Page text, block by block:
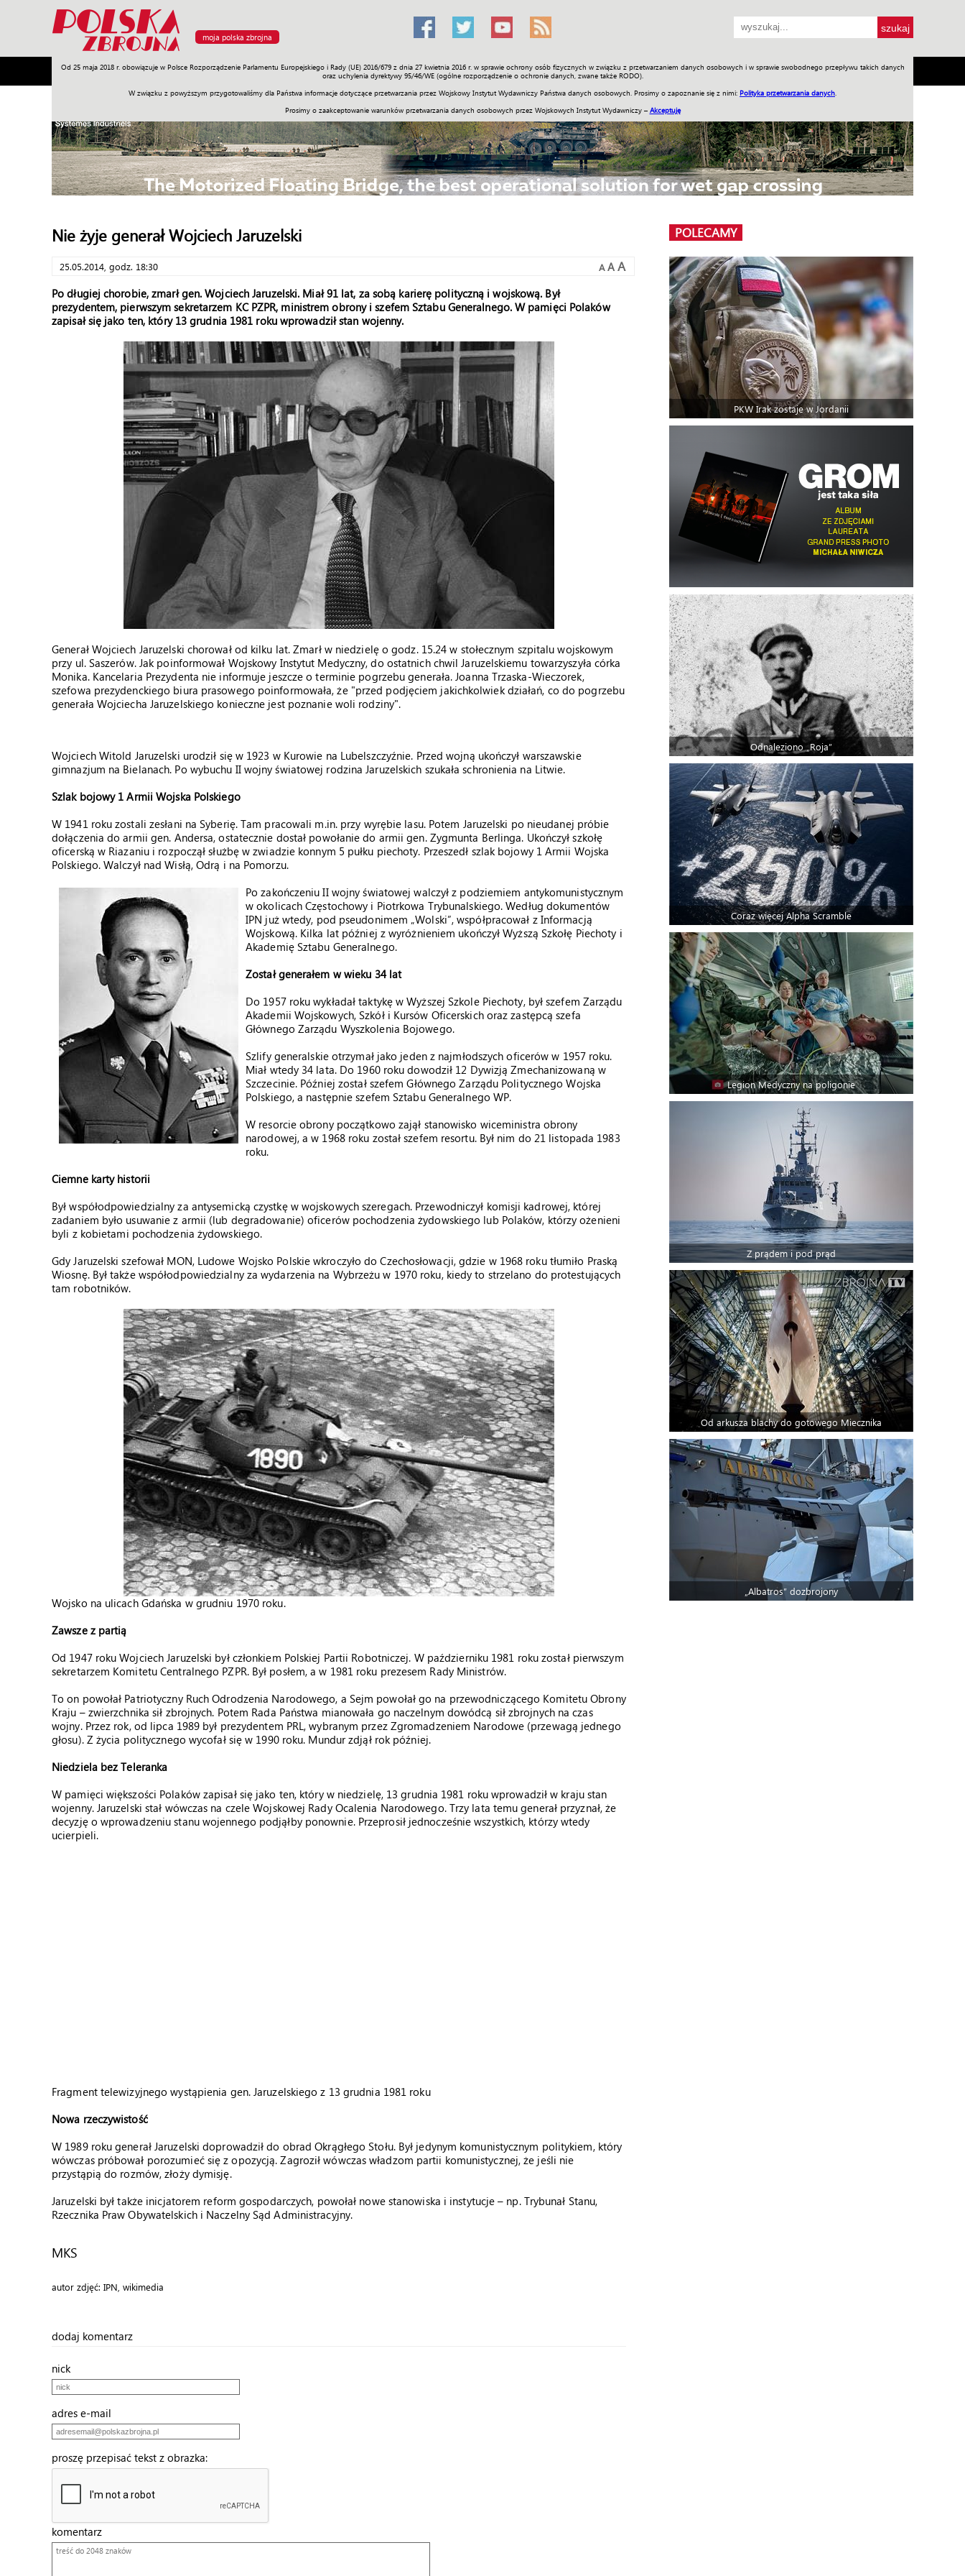
moja polska zbrojna
Od 25 maja 2018 r. obowiązuje w Polsce Rozporządzenie Parlamentu Europejskiego i Rady (UE) 2016/679 z dnia 27 kwietnia 2016 r. w sprawie ochrony osób fizycznych w związku z przetwarzaniem danych osobowych i w sprawie swobodnego przepływu takich danych
oraz uchylenia dyrektywy 95/46/WE (ogólne rozporządzenie o ochronie danych, zwane także RODO).
W związku z powyższym przygotowaliśmy dla Państwa informacje dotyczące przetwarzania przez Wojskowy Instytut Wydawniczy Państwa danych osobowych. Prosimy o zapoznanie się z nimi: Polityka przetwarzania danych
Prosimy o zaakceptowanie warunków przetwarzania danych osobowych przez Wojskowych Instytut Wydawniczy – Akceptuję
Armia Poligon Sprzęt Misje Polityka Prawo Świat Społeczność Sport Historia Galerie Wideo ENGLISH SKLEP Jednodniówki Praca w WIW
Nie żyje generał Wojciech Jaruzelski
25.05.2014, godz. 18:30 A A A
Po długiej chorobie, zmarł gen. Wojciech Jaruzelski. Miał 91 lat, za sobą karierę polityczną i wojskową. Był
prezydentem, pierwszym sekretarzem KC PZPR, ministrem obrony i szefem Sztabu Generalnego. W pamięci Polaków
zapisał się jako ten, który 13 grudnia 1981 roku wprowadził stan wojenny.
Generał Wojciech Jaruzelski chorował od kilku lat. Zmarł w niedzielę o godz. 15.24 w stołecznym szpitalu wojskowym
przy ul. Saszerów. Jak poinformował Wojskowy Instytut Medyczny, do ostatnich chwil Jaruzelskiemu towarzyszyła córka
Monika. Kancelaria Prezydenta nie informuje jeszcze o terminie pogrzebu generała. Joanna Trzaska-Wieczorek,
szefowa prezydenckiego biura prasowego poinformowała, że "przed podjęciem jakichkolwiek działań, co do pogrzebu
generała Wojciecha Jaruzelskiego konieczne jest poznanie woli rodziny".
Wojciech Witold Jaruzelski urodził się w 1923 w Kurowie na Lubelszczyźnie. Przed wojną ukończył warszawskie
gimnazjum na Bielanach. Po wybuchu II wojny światowej rodzina Jaruzelskich szukała schronienia na Litwie.
Szlak bojowy 1 Armii Wojska Polskiego
W 1941 roku zostali zesłani na Syberię. Tam pracowali m.in. przy wyrębie lasu. Potem Jaruzelski po nieudanej próbie
dołączenia do armii gen. Andersa, ostatecznie dostał powołanie do armii gen. Zygmunta Berlinga. Ukończył szkołę
oficerską w Riazaniu i rozpoczął służbę w zwiadzie konnym 5 pułku piechoty. Przeszedł szlak bojowy 1 Armii Wojska
Polskiego. Walczył nad Wisłą, Odrą i na Pomorzu.
Po zakończeniu II wojny światowej walczył z podziemiem antykomunistycznym
w okolicach Częstochowy i Piotrkowa Trybunalskiego. Według dokumentów
IPN już wtedy, pod pseudonimem „Wolski”, współpracował z Informacją
Wojskową. Kilka lat później z wyróżnieniem ukończył Wyższą Szkołę Piechoty i
Akademię Sztabu Generalnego.
Został generałem w wieku 34 lat
Do 1957 roku wykładał taktykę w Wyższej Szkole Piechoty, był szefem Zarządu
Akademii Wojskowych, Szkół i Kursów Oficerskich oraz zastępcą szefa
Głównego Zarządu Wyszkolenia Bojowego.
Szlify generalskie otrzymał jako jeden z najmłodszych oficerów w 1957 roku.
Miał wtedy 34 lata. Do 1960 roku dowodził 12 Dywizją Zmechanizowaną w
Szczecinie. Później został szefem Głównego Zarządu Politycznego Wojska
Polskiego, a następnie szefem Sztabu Generalnego WP.
W resorcie obrony początkowo zajął stanowisko wiceministra obrony
narodowej, a w 1968 roku został szefem resortu. Był nim do 21 listopada 1983
roku.
Ciemne karty historii
Był współodpowiedzialny za antysemicką czystkę w wojskowych szeregach. Przewodniczył komisji kadrowej, której
zadaniem było usuwanie z armii (lub degradowanie) oficerów pochodzenia żydowskiego lub Polaków, którzy ożenieni
byli z kobietami pochodzenia żydowskiego.
Gdy Jaruzelski szefował MON, Ludowe Wojsko Polskie wkroczyło do Czechosłowacji, gdzie w 1968 roku tłumiło Praską
Wiosnę. Był także współodpowiedzialny za wydarzenia na Wybrzeżu w 1970 roku, kiedy to strzelano do protestujących
tam robotników.
Wojsko na ulicach Gdańska w grudniu 1970 roku.
Zawsze z partią
Od 1947 roku Wojciech Jaruzelski był członkiem Polskiej Partii Robotniczej. W październiku 1981 roku został pierwszym
sekretarzem Komitetu Centralnego PZPR. Był posłem, a w 1981 roku prezesem Rady Ministrów.
To on powołał Patriotyczny Ruch Odrodzenia Narodowego, a Sejm powołał go na przewodniczącego Komitetu Obrony
Kraju – zwierzchnika sił zbrojnych. Potem Rada Państwa mianowała go naczelnym dowódcą sił zbrojnych na czas
wojny. Przez rok, od lipca 1989 był prezydentem PRL, wybranym przez Zgromadzeniem Narodowe (przewagą jednego
głosu). Z życia politycznego wycofał się w 1990 roku. Mundur zdjął rok później.
Niedziela bez Teleranka
W pamięci większości Polaków zapisał się jako ten, który w niedzielę, 13 grudnia 1981 roku wprowadził w kraju stan
wojenny. Jaruzelski stał wówczas na czele Wojskowej Rady Ocalenia Narodowego. Trzy lata temu generał przyznał, że
decyzję o wprowadzeniu stanu wojennego podjąłby ponownie. Przeprosił jednocześnie wszystkich, którzy wtedy
ucierpieli.
Fragment telewizyjnego wystąpienia gen. Jaruzelskiego z 13 grudnia 1981 roku
Nowa rzeczywistość
W 1989 roku generał Jaruzelski doprowadził do obrad Okrągłego Stołu. Był jedynym komunistycznym politykiem, który
wówczas próbował porozumieć się z opozycją. Zagroził wówczas władzom partii komunistycznej, że jeśli nie
przystąpią do rozmów, złoży dymisję.
Jaruzelski był także inicjatorem reform gospodarczych, powołał nowe stanowiska i instytucje – np. Trybunał Stanu,
Rzecznika Praw Obywatelskich i Naczelny Sąd Administracyjny.
MKS
autor zdjęć: IPN, wikimedia
dodaj komentarz
nick
adres e-mail
proszę przepisać tekst z obrazka:
komentarz
POLECAMY
PKW Irak zostaje w Jordanii
Odnaleziono „Roja”
Coraz więcej Alpha Scramble
Legion Medyczny na poligonie
Z prądem i pod prąd
Od arkusza blachy do gotowego Miecznika
„Albatros” dozbrojony